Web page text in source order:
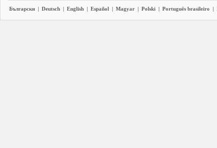
Български | Deutsch | English | Español | Magyar | Polski | Português brasileiro |